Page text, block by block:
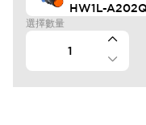
HW1L-
選擇數量